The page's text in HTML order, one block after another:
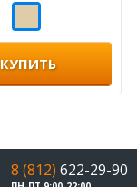
КУПИТЬ
8 (812) 622-29-90